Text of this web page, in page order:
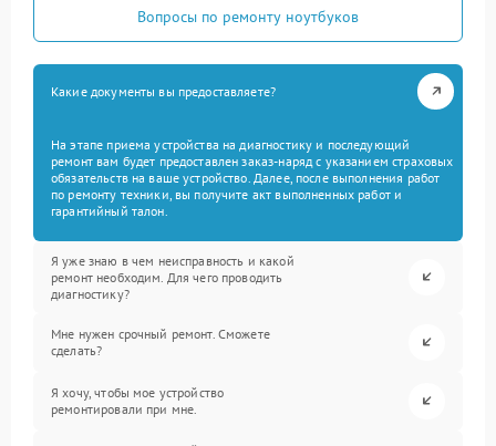
Вопросы по ремонту ноутбуков
Какие документы вы предоставляете?
На этапе приема устройства на диагностику и последующий
ремонт вам будет предоставлен заказ-наряд с указанием страховых
обязательств на ваше устройство. Далее, после выполнения работ
по ремонту техники, вы получите акт выполненных работ и
гарантийный талон.
Я уже знаю в чем неисправность и какой
ремонт необходим. Для чего проводить
диагностику?
Мне нужен срочный ремонт. Сможете
сделать?
Я хочу, чтобы мое устройство
ремонтировали при мне.